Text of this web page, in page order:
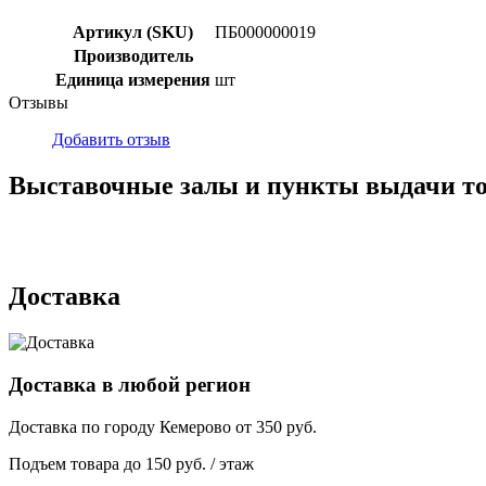
Артикул (SKU)
ПБ000000019
Производитель
Единица измерения шт
Отзывы
Добавить отзыв
Выставочные залы и пункты выдачи
Доставка
Доставка в любой регион
Доставка по городу Кемерово от 350 руб.
Подъем товара до 150 руб. / этаж